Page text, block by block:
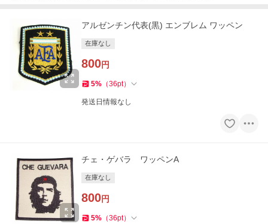
アルゼンチン代表(黒) エンブレム ワッペン
在庫なし
800円
5% （36pt）
発送日情報なし
チェ・ゲバラ ワッペンA
在庫なし
800円
5% （36pt）